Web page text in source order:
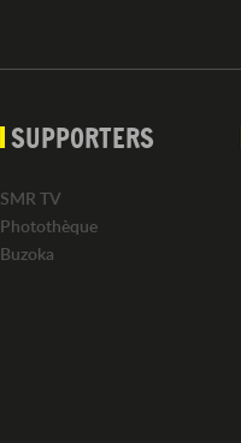
SUPPORTERS
SMR TV
Photothèque
Buzoka